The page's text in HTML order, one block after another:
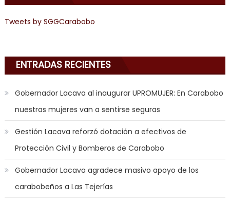
a
game
with
nana
nakamura
bunch
dicks
Tweets by SGGCarabobo
ENTRADAS RECIENTES
Gobernador Lacava al inaugurar UPROMUJER: En Carabobo
nuestras mujeres van a sentirse seguras
Gestión Lacava reforzó dotación a efectivos de
Protección Civil y Bomberos de Carabobo
Gobernador Lacava agradece masivo apoyo de los
carabobeños a Las Tejerías